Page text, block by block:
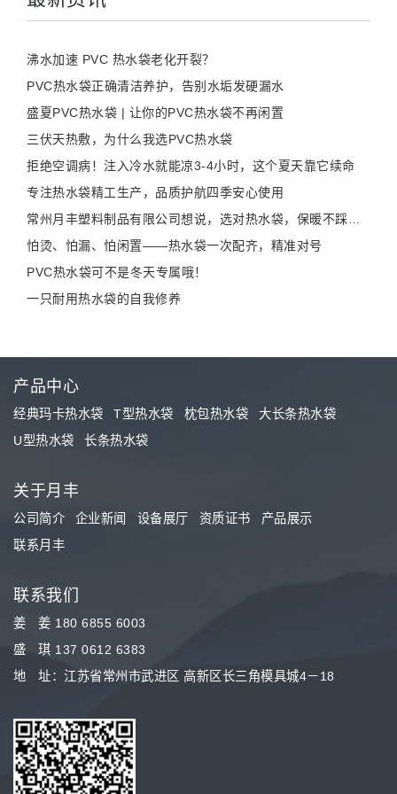
沸水加速 PVC 热水袋老化开裂？
PVC热水袋正确清洁养护，告别水垢发硬漏水
盛夏PVC热水袋 | 让你的PVC热水袋不再闲置
三伏天热敷，为什么我选PVC热水袋
拒绝空调病！注入冷水就能凉3-4小时，这个夏天靠它续命
专注热水袋精工生产，品质护航四季安心使用
怕烫、怕漏、怕闲置——热水袋一次配齐，精准对号
PVC热水袋可不是冬天专属哦！
一只耐用热水袋的自我修养
产品中心
经典玛卡热水袋 T型热水袋 枕包热水袋
大长条热水袋
U型热水袋
长条热水袋
关于月丰
公司简介 企业新闻 设备展厅 资质证书
产品展示
联系月丰
联系我们
姜 姜 180 6855 6003
盛 琪 137 0612 6383
地 址：江苏省常州市武进区 高新区长三角模具城4－18